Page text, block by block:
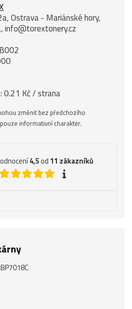
Ostrava - Mariánské hory,
info@torextonery.cz
0.21 Kč / strana
změnit bez předchozího
informativní charakter.
4,5od 11 zákazníků